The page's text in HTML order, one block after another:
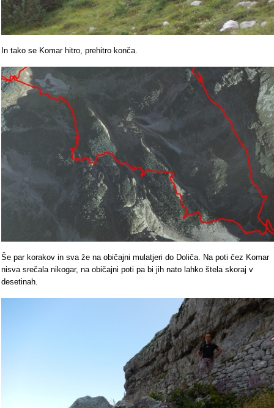
In tako se Komar hitro, prehitro konča.
Še par korakov in sva že na običajni mulatjeri do Doliča. Na poti čez Komar
nisva srečala nikogar, na običajni poti pa bi jih nato lahko štela skoraj v
desetinah.